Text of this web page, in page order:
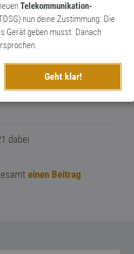
Telekommunikation-
nun deine Zustimmung. Die
Gerät geben musst. Danach
Geht klar!
3
dabei
einen Beitrag